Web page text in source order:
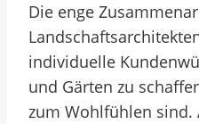
Die enge
individuelle
und Gärten zu
zum Wohlfühlen